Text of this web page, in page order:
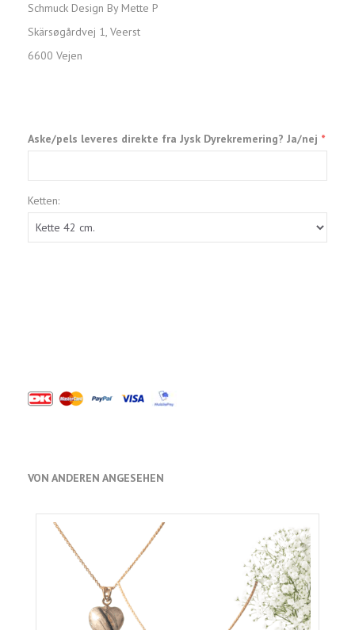
Schmuck Design By Mette P
Skärsøgårdvej 1, Veerst
6600 Vejen
Aske/pels leveres direkte fra Jysk Dyrekremering? Ja/nej
Ketten:
VON ANDEREN ANGESEHEN